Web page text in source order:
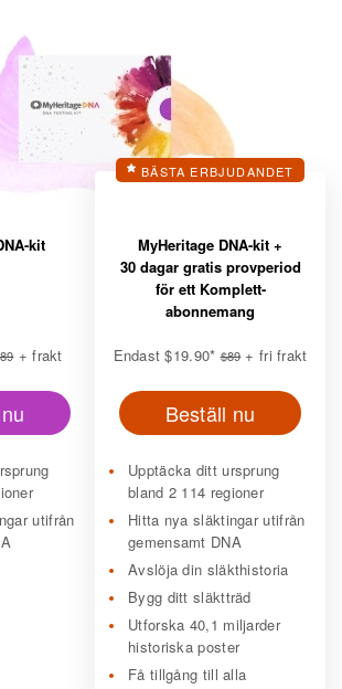
kit
+ frakt
utifrån
BÄSTA ERBJUDANDET
MyHeritage DNA-kit +
30 dagar gratis provperiod
för ett Komplett-
abonnemang
Endast$19.90*$89+ fri frakt
Beställ nu
Upptäcka ditt ursprung
bland 2 114 regioner
Hitta nya släktingar utifrån
gemensamt DNA
Avslöja din släkthistoria
Bygg ditt släktträd
Utforska 40,1 miljarder
historiska poster
Få tillgång till alla